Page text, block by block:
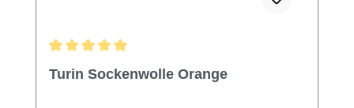
Turin Sockenwolle Orange